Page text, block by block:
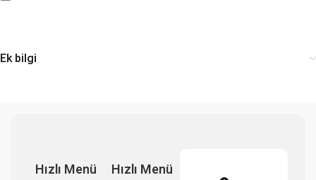
Ek bilgi
Hızlı Menü Hızlı Menü